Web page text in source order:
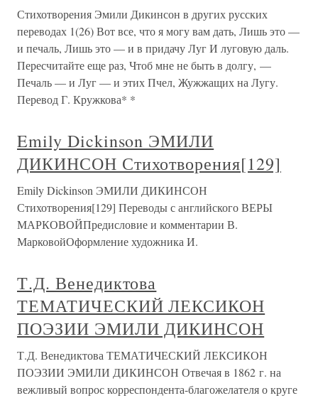
Стихотворения Эмили Дикинсон в других русских
переводах 1(26) Вот все, что я могу вам дать, Лишь это —
и печаль, Лишь это — и в придачу Луг И луговую даль.
Пересчитайте еще раз, Чтоб мне не быть в долгу, —
Печаль — и Луг — и этих Пчел, Жужжащих на Лугу.
Перевод Г. Кружкова* *
Emily Dickinson ЭМИЛИ
ДИКИНСОН Стихотворения[129]
Emily Dickinson ЭМИЛИ ДИКИНСОН
Стихотворения[129] Переводы с английского ВЕРЫ
МАРКОВОЙПредисловие и комментарии В.
МарковойОформление художника И.
Т.Д. Венедиктова
ТЕМАТИЧЕСКИЙ ЛЕКСИКОН
ПОЭЗИИ ЭМИЛИ ДИКИНСОН
Т.Д. Венедиктова ТЕМАТИЧЕСКИЙ ЛЕКСИКОН
ПОЭЗИИ ЭМИЛИ ДИКИНСОН Отвечая в 1862 г. на
вежливый вопрос корреспондента-благожелателя о круге